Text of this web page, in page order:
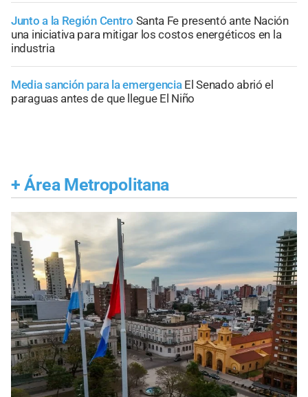
Junto a la Región Centro Santa Fe presentó ante Nación
una iniciativa para mitigar los costos energéticos en la
industria
Media sanción para la emergencia El Senado abrió el
paraguas antes de que llegue El Niño
+ Área Metropolitana